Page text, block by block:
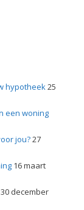
hypotheek25
een woning
jou?27
16 maart
30 december